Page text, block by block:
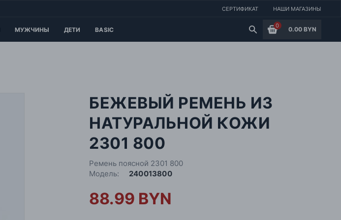
СЕРТИФИКАТ НАШИ МАГАЗИНЫ
МУЖЧИНЫ ДЕТИ BASIC
0
0.00 BYN
БЕЖЕВЫЙ РЕМЕНЬ ИЗ
НАТУРАЛЬНОЙ КОЖИ
2301 800
Ремень поясной 2301 800
Модель:
240013800
88.99 BYN